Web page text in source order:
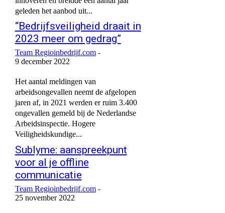
geleden het aanbod uit...
“Bedrijfsveiligheid draait in
2023 meer om gedrag”
Team Regioinbedrijf.com -
9 december 2022
Het aantal meldingen van
arbeidsongevallen neemt de afgelopen
jaren af, in 2021 werden er ruim 3.400
ongevallen gemeld bij de Nederlandse
Arbeidsinspectie. Hogere
Veiligheidskundige...
Sublyme: aanspreekpunt
voor al je offline
communicatie
Team Regioinbedrijf.com -
25 november 2022